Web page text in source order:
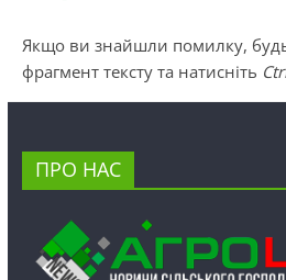
Якщо ви знайшли помилку, будь
фрагмент тексту та натисніть
ПРО НАС